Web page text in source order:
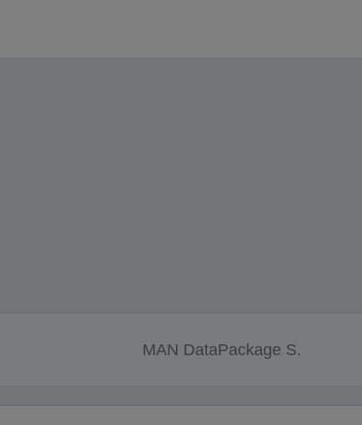
MAN DataPackage S.